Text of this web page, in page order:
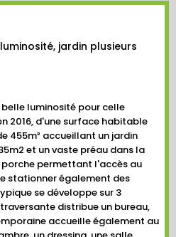
jardin plusieurs
luminosité pour celle
2016, d'une surface habitable
455m² accueillant un jardin
et un vaste préau dans la
porche permettant l'accès au
stationner également des
se développe sur 3
distribue un bureau,
accueille également au